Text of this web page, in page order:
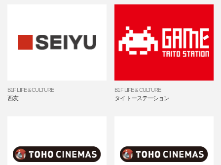
B1F LIFE & CULTURE
西友
B1F LIFE & CULTURE
タイトーステーション